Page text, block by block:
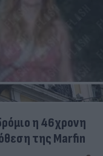
η 46χρονη
της Marfin